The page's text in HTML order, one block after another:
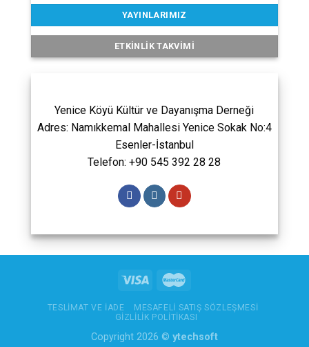
YAYINLARIMIZ
ETKINLIK TAKVIMI
Yenice Köyü Kültür ve Dayanışma Derneği
Adres: Namıkkemal Mahallesi Yenice Sokak No:4
Esenler-İstanbul
Telefon: +90 545 392 28 28
TESLIMAT VE İADE
MESAFELI SATIŞ SÖZLEŞMESI
GIZLILIK POLITIKASI
Copyright 2026 © ytechsoft